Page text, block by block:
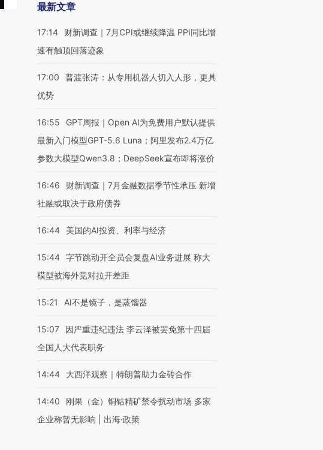
最新文章
17:14
财新调查｜7月CPI或继续降温 PPI同比增
速有触顶回落迹象
17:00
普渡张涛：从专用机器人切入人形，更具
优势
16:55
GPT周报｜Open AI为免费用户默认提供
最新入门模型GPT-5.6 Luna；阿里发布2.4万亿
参数大模型Qwen3.8；DeepSeek宣布即将涨价
16:46
财新调查｜7月金融数据季节性承压 新增
社融或取决于政府债券
16:44 美国的AI投资、利率与经济
15:44 字节跳动开全员会复盘AI业务进展 称大
模型被海外竞对拉开差距
15:21 AI不是镜子，是蒸馏器
15:07
因严重违纪违法 李云泽被罢免第十四届
全国人大代表职务
14:44 大西洋观察｜特朗普助力金砖合作
14:40
刚果（金）铜钴精矿禁令扰动市场 多家
企业称暂无影响 | 出海·政策